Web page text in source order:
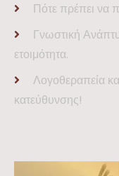
Πότε πρέπει να
Γνωστική
ετοιμότητα.
Λογοθεραπεία
κατεύθυνσης!